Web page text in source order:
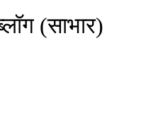
(साभार)